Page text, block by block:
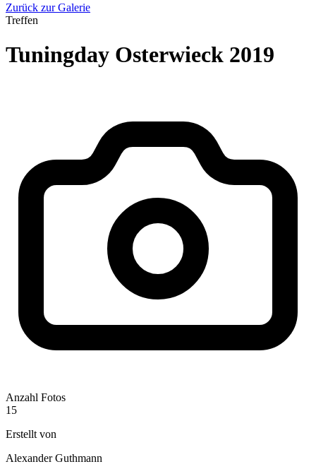
Zurück zur Galerie
Treffen
Tuningday Osterwieck 2019
Anzahl Fotos
15
Erstellt von
Alexander Guthmann